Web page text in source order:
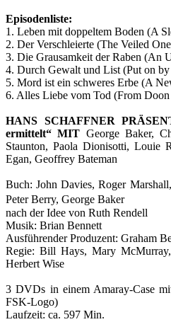
Episodenliste:
1. Leben mit doppeltem Boden (A
2. Der Verschleierte (The Veiled
3. Die Grausamkeit der Raben (An
4. Durch Gewalt und List (Put on
5. Mord ist ein schweres Erbe (A
6. Alles Liebe vom Tod (From
HANS SCHAFFNER
ermittelt“ MIT George Baker,
Staunton, Paola Dionisotti, Louie
Egan, Geoffrey Bateman
Buch: John Davies, Roger
Peter Berry, George Baker
nach der Idee von Ruth Rendell
Musik: Brian Bennett
Ausführender Produzent: Graham
Regie: Bill Hays, Mary
Herbert Wise
3 DVDs in einem Amaray-Case
FSK-Logo)
Laufzeit: ca. 597 Min.